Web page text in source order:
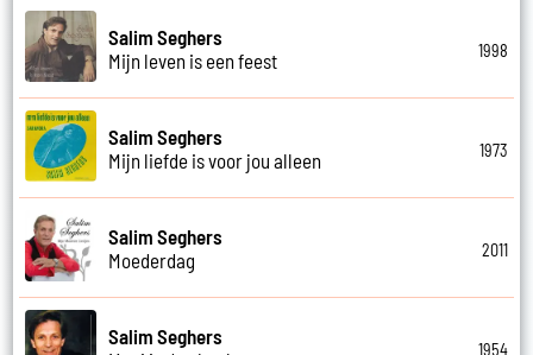
Salim Seghers
Mijn leven is een feest
1998
Salim Seghers
Mijn liefde is voor jou alleen
1973
Salim Seghers
Moederdag
2011
Salim Seghers
1954